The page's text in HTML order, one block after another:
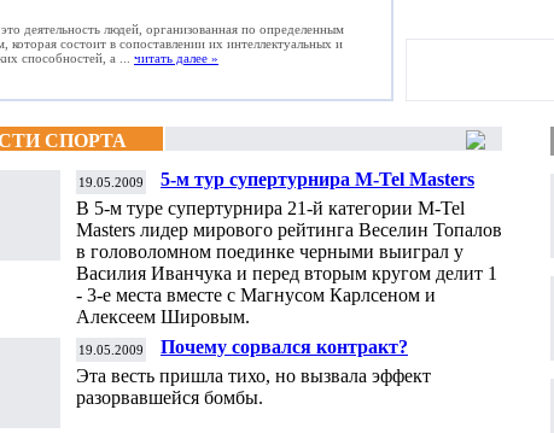
деятельность людей, организованная по определенным
которая состоит в сопоставлении их интеллектуальных и
способностей, а ... читать далее »
СПОРТА
19.05.2009
5-м тур супертурнира M-Tel Masters
В 5-м туре супертурнира 21-й категории M-Tel
Masters лидер мирового рейтинга Веселин Топалов
в головоломном поединке черными выиграл у
Василия Иванчука и перед вторым кругом делит 1
- 3-е места вместе с Магнусом Карлсеном и
Алексеем Шировым.
19.05.2009
Почему сорвался контракт?
Эта весть пришла тихо, но вызвала эффект
разорвавшейся бомбы.